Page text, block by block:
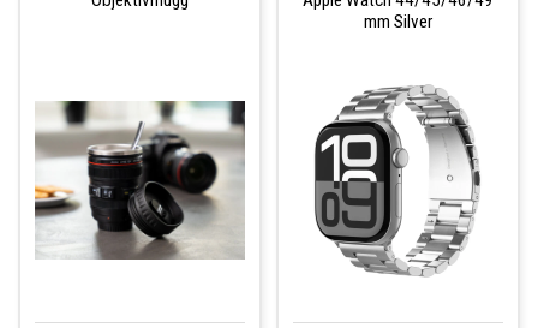
mm Silver